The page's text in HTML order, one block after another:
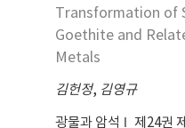
력이 약했기 때문이다
우라늄(IV)가 나노 콜
확인하였고, 이러한
아니라 콜로이드성 우
의미한다.
Transformation of
Goethite and
Metals
김헌정, 김영규
광물과 암석 제24권